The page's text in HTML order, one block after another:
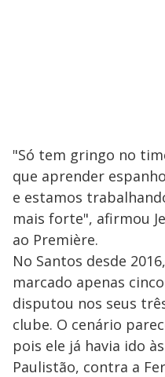
"Só tem gringo no
que aprender
e estamos
mais forte", afirmou
ao Première.
No Santos desde
marcado apenas
disputou nos seus
clube. O cenário
pois ele já havia ido
Paulistão, contra a